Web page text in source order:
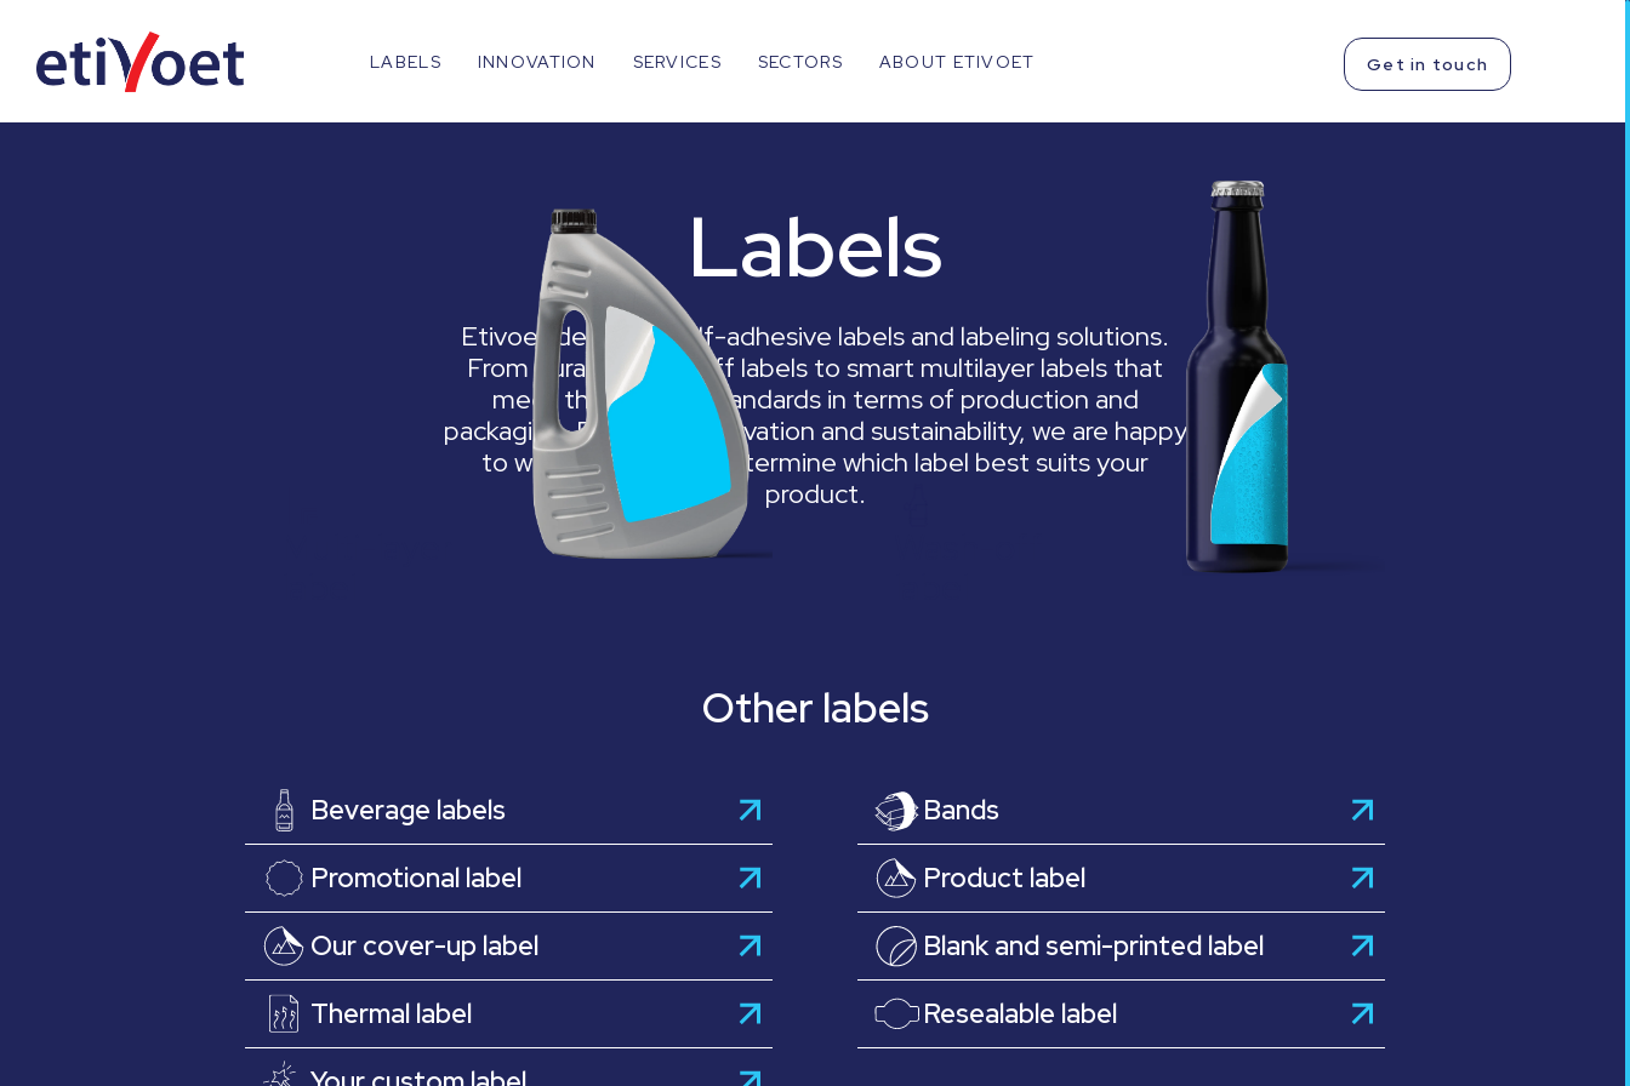
LABELS INNOVATION SERVICES SECTORS ABOUT ETIVOET Get in touch
Labels
Etivoet develops self-adhesive labels and labeling solutions.
From durable wash-off labels to smart multilayer labels that
meet the highest standards in terms of production and
packaging. Driven by innovation and sustainability, we are happy
to work with you to determine which label best suits your
product.
Other labels
Beverage labels
Bands
Promotional label
Product label
Our cover-up label
Blank and semi-printed label
Thermal label
Resealable label